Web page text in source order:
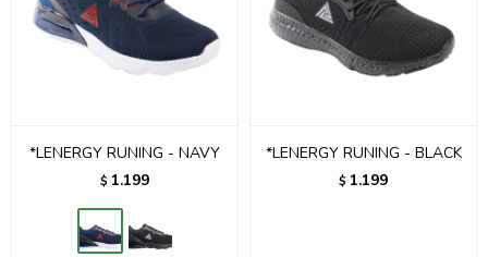
*LENERGY RUNING - NAVY
$ 1.199
*LENERGY RUNING - BLACK
$ 1.199